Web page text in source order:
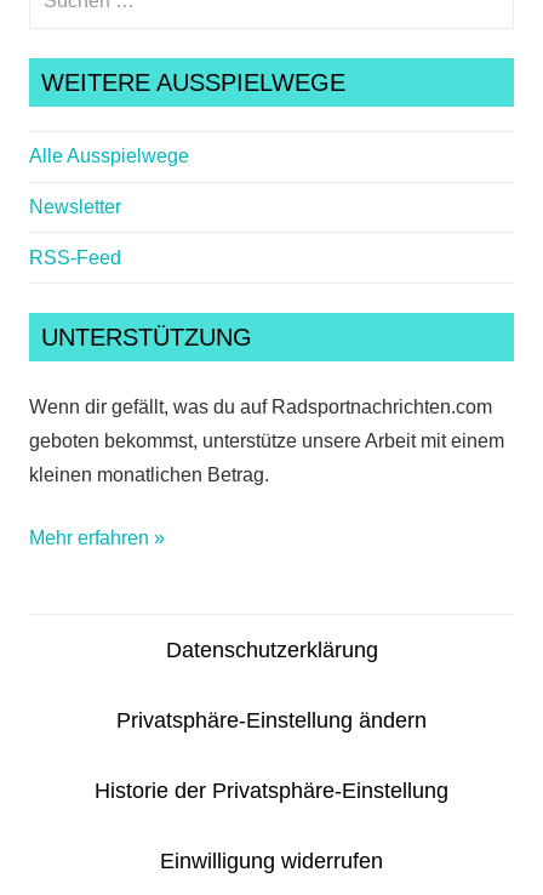
WEITERE AUSSPIELWEGE
Alle Ausspielwege
Newsletter
RSS-Feed
UNTERSTÜTZUNG
Wenn dir gefällt, was du auf Radsportnachrichten.com
geboten bekommst, unterstütze unsere Arbeit mit einem
kleinen monatlichen Betrag.
Mehr erfahren »
Datenschutzerklärung
Privatsphäre-Einstellung ändern
Historie der Privatsphäre-Einstellung
Einwilligung widerrufen